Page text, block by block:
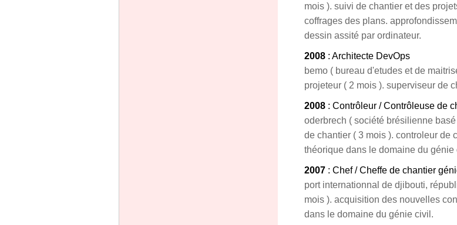
mois ). suivi de chantier et des
coffrages des plans.
dessin assité par ordinateur.
2008 : Architecte DevOps
bemo ( bureau d'etudes et de
projeteur ( 2 mois ). superviseur de
2008 : Contrôleur / Contrôleuse de
oderbrech ( société brésilienne
de chantier ( 3 mois ). controleur de
théorique dans le domaine du génie
2007 : Chef / Cheffe de chantier
port internationnal de djibouti,
mois ). acquisition des nouvelles
dans le domaine du génie civil.